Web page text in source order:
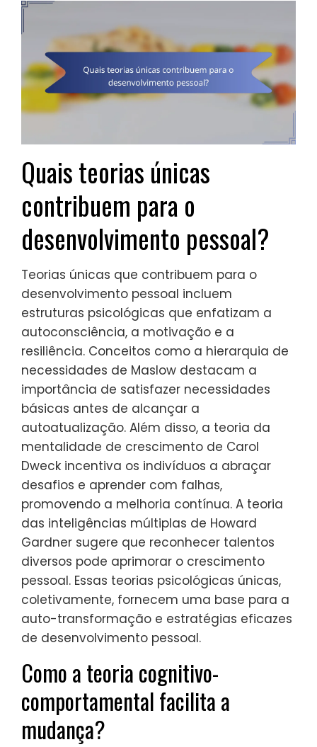
Quais teorias únicas
contribuem para o
desenvolvimento pessoal?
Teorias únicas que contribuem para o
desenvolvimento pessoal incluem
estruturas psicológicas que enfatizam a
autoconsciência, a motivação e a
resiliência. Conceitos como a hierarquia de
necessidades de Maslow destacam a
importância de satisfazer necessidades
básicas antes de alcançar a
autoatualização. Além disso, a teoria da
mentalidade de crescimento de Carol
Dweck incentiva os indivíduos a abraçar
desafios e aprender com falhas,
promovendo a melhoria contínua. A teoria
das inteligências múltiplas de Howard
Gardner sugere que reconhecer talentos
diversos pode aprimorar o crescimento
pessoal. Essas teorias psicológicas únicas,
coletivamente, fornecem uma base para a
auto-transformação e estratégias eficazes
de desenvolvimento pessoal.
Como a teoria cognitivo-
comportamental facilita a
mudança?